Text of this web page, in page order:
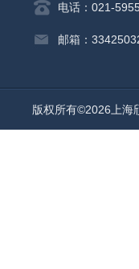
电话：021-
邮箱：
版权所有©2026上